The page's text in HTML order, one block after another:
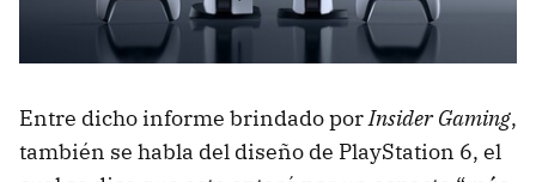
Entre dicho informe brindado porInsider Gaming,
también se habla del diseño de PlayStation 6, el